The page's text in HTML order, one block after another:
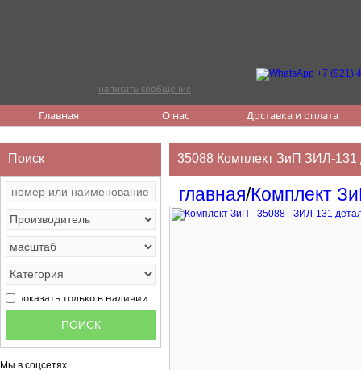
написать сообщение
Главная О нас Доставка и оплата
Поиск
показать только в наличии
Мы в соцсетях
35088 Комплект ЗиП ЗИЛ-131
главная/Комплект